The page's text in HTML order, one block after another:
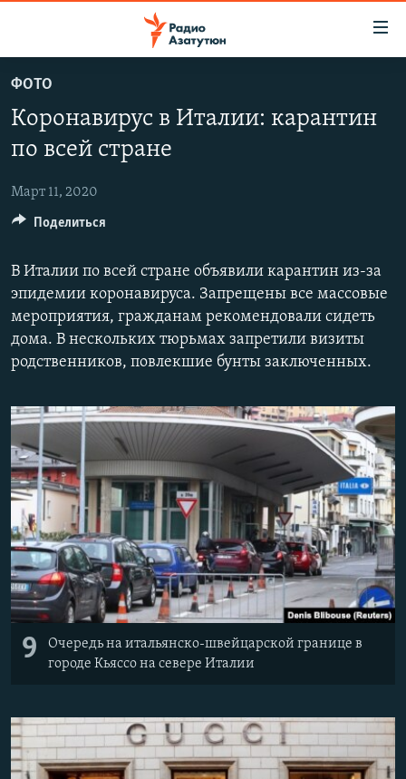
основному
содержанию
навигации
поиску
НОВОСТИ
ПОЛИТИКА
ОБЩЕСТВО
ЭКОНОМИКА
НАГОРНЫЙ КАРАБАХ
КУЛЬТУРА
СПОРТ
Հայերեն
English
Русский
Все сайты Радио Азатутюн
ФОТО
Коронавирус в Италии: карантин
по всей стране
Март 11, 2020
В Италии по всей стране объявили карантин из-за
эпидемии коронавируса. Запрещены все массовые
мероприятия, гражданам рекомендовали сидеть
дома. В нескольких тюрьмах запретили визиты
родственников, повлекшие бунты заключенных.
9
Очередь на итальянско-швейцарской границе в
городе Кьяссо на севере Италии
Поделиться